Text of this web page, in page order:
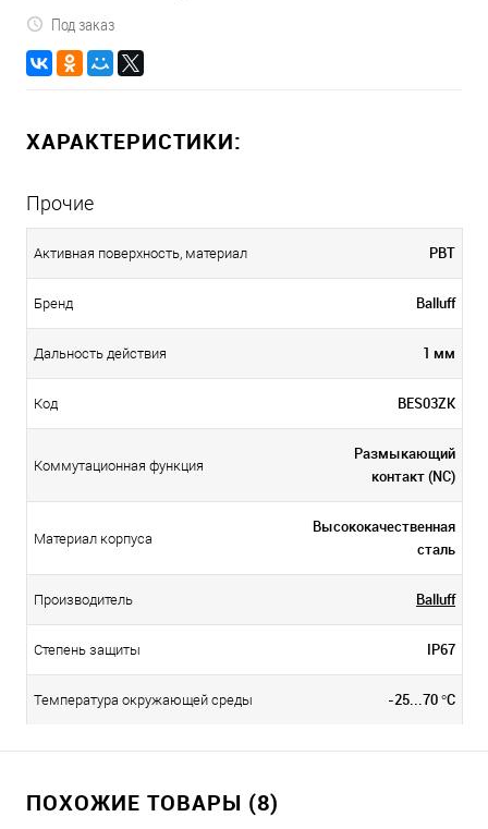
Под заказ
ХАРАКТЕРИСТИКИ:
Прочие
Активная поверхность, материал PBT
Бренд Balluff
Дальность действия 1 мм
Код BES03ZK
Коммутационная функция
Размыкающий
контакт (NC)
Материал корпуса
Высококачественная
сталь
Производитель Balluff
Степень защиты IP67
Температура окружающей среды -25...70 °C
ПОХОЖИЕ ТОВАРЫ (8)